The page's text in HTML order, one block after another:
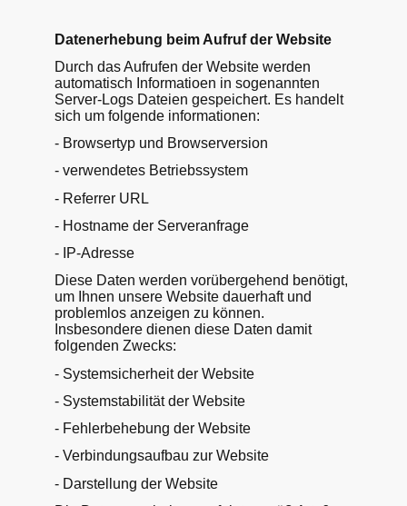
Datenerhebung beim Aufruf der Website
Durch das Aufrufen der Website werden
automatisch Informatioen in sogenannten
Server-Logs Dateien gespeichert. Es handelt
sich um folgende informationen:
- Browsertyp und Browserversion
- verwendetes Betriebssystem
- Referrer URL
- Hostname der Serveranfrage
- IP-Adresse
Diese Daten werden vorübergehend benötigt,
um Ihnen unsere Website dauerhaft und
problemlos anzeigen zu können.
Insbesondere dienen diese Daten damit
folgenden Zwecks:
- Systemsicherheit der Website
- Systemstabilität der Website
- Fehlerbehebung der Website
- Verbindungsaufbau zur Website
- Darstellung der Website